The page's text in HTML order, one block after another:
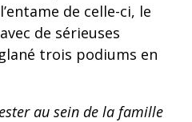
de celle-ci, le
de sérieuses
trois podiums en
au sein de la famille